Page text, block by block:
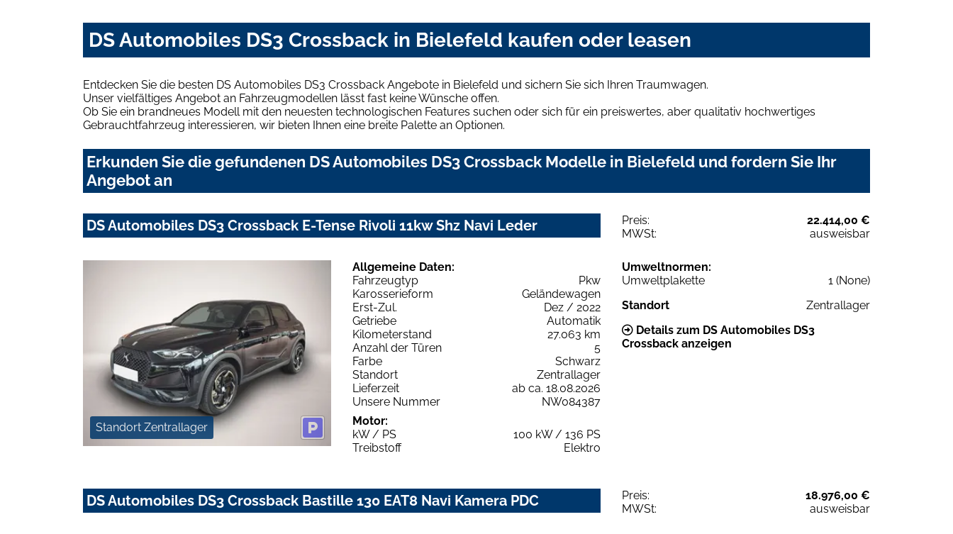
DS Automobiles DS3 Crossback in Bielefeld kaufen oder leasen
Entdecken Sie die besten DS Automobiles DS3 Crossback Angebote in Bielefeld und sichern Sie sich Ihren Traumwagen.
Unser vielfältiges Angebot an Fahrzeugmodellen lässt fast keine Wünsche offen.
Ob Sie ein brandneues Modell mit den neuesten technologischen Features suchen oder sich für ein preiswertes, aber qualitativ hochwertiges
Gebrauchtfahrzeug interessieren, wir bieten Ihnen eine breite Palette an Optionen.
Erkunden Sie die gefundenen DS Automobiles DS3 Crossback Modelle in Bielefeld und fordern Sie Ihr
Angebot an
DS Automobiles DS3 Crossback E-Tense Rivoli 11kw Shz Navi Leder Preis:
22.414,00 €
MWSt:
ausweisbar
Standort Zentrallager
Allgemeine Daten:
Fahrzeugtyp
Pkw
Karosserieform
Geländewagen
Erst-Zul.
Dez / 2022
Getriebe
Automatik
Kilometerstand
27.063 km
Anzahl der Türen
5
Farbe
Schwarz
Standort
Zentrallager
Lieferzeit
ab ca. 18.08.2026
Unsere Nummer
NW084387
Motor:
kW / PS
100 kW / 136 PS
Treibstoff
Elektro
Umweltnormen:
Umweltplakette
1 (None)
Standort
Zentrallager
Details zum DS Automobiles DS3
Crossback anzeigen
DS Automobiles DS3 Crossback Bastille 130 EAT8 Navi Kamera PDC Preis:
18.976,00 €
MWSt:
ausweisbar